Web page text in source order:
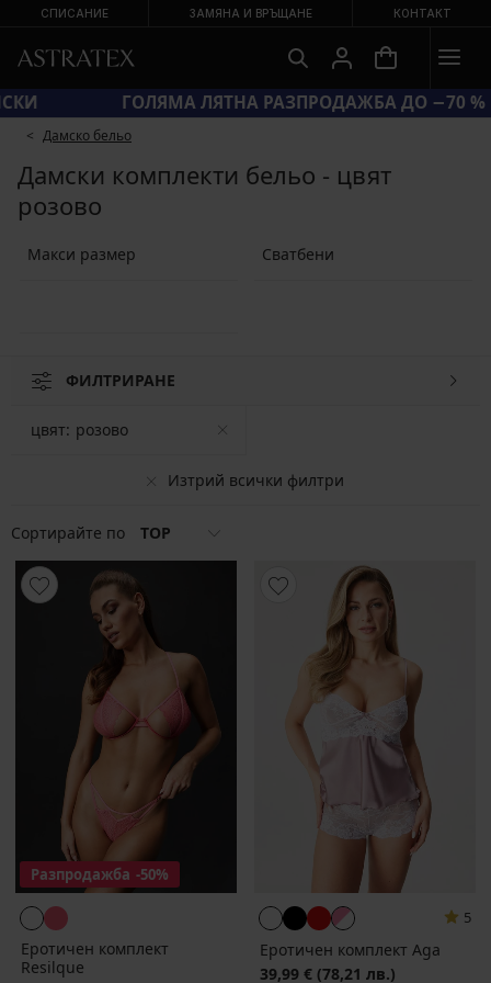
СПИСАНИЕ ЗАМЯНА И ВРЪЩАНЕ КОНТАКТ
= ЕКСТРА −20 % НА НАМАЛЕНИ БАНСКИ
Дамско бельо
Дамски комплекти бельо - цвят
розово
Макси размер Сватбени
ФИЛТРИРАНЕ
Изтрий всички филтри
цвят: розово
Сортирайте по TOP
Разпродажба -50%
Еротичен комплект
Resilque
5
Еротичен комплект Aga
39,99 € (78,21 лв.)